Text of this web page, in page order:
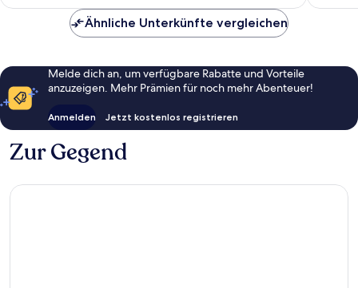
Bewertungen
Ähnliche Unterkünfte vergleichen
Melde dich an, um verfügbare Rabatte und Vorteile
anzuzeigen. Mehr Prämien für noch mehr Abenteuer!
Anmelden Jetzt kostenlos registrieren
Zur Gegend